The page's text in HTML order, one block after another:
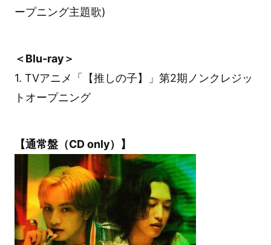
ープニング主題歌)
＜Blu-ray＞
1. TVアニメ「【推しの子】」第2期ノンクレジッ
トオープニング
【通常盤（CD only）】